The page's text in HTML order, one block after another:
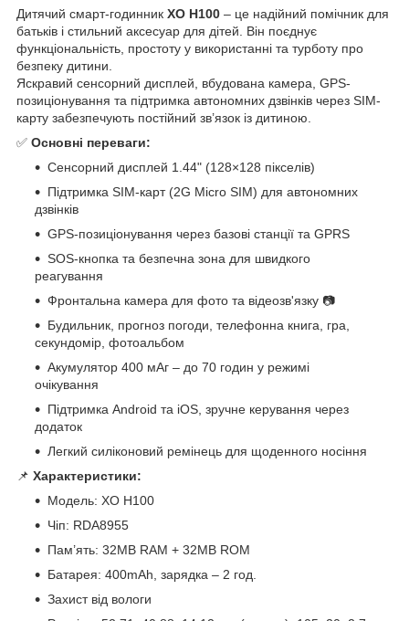
Дитячий смарт-годинник XO H100 – це надійний помічник для
батьків і стильний аксесуар для дітей. Він поєднує
функціональність, простоту у використанні та турботу про
безпеку дитини.
Яскравий сенсорний дисплей, вбудована камера, GPS-
позиціонування та підтримка автономних дзвінків через SIM-
карту забезпечують постійний зв’язок із дитиною.
✅ Основні переваги:
Сенсорний дисплей 1.44" (128×128 пікселів)
Підтримка SIM-карт (2G Micro SIM) для автономних
дзвінків
GPS-позиціонування через базові станції та GPRS
SOS-кнопка та безпечна зона для швидкого
реагування
Фронтальна камера для фото та відеозв'язку 📷
Будильник, прогноз погоди, телефонна книга, гра,
секундомір, фотоальбом
Акумулятор 400 мАг – до 70 годин у режимі
очікування
Підтримка Android та iOS, зручне керування через
додаток
Легкий силіконовий ремінець для щоденного носіння
📌 Характеристики:
Модель: XO H100
Чіп: RDA8955
Пам’ять: 32MB RAM + 32MB ROM
Батарея: 400mAh, зарядка – 2 год.
Захист від вологи